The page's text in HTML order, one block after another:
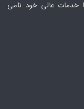
خدمات عالی خود نامی